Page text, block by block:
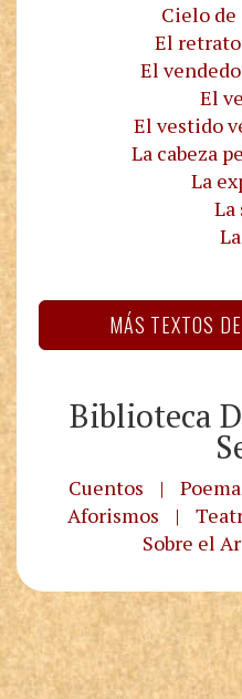
Cielo de
El
El
El
El vestido
La cabeza
La
La
MÁS TEXTOS
Biblioteca
Cuentos |
Aforismos
|
Sobre el